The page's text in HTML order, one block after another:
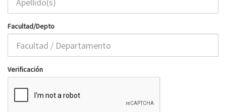
Facultad/Depto
Verificación